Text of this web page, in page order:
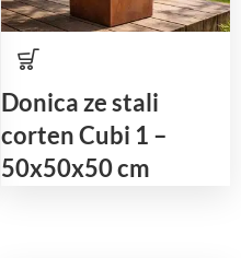
Donica ze stali
corten Cubi 1 –
50x50x50 cm